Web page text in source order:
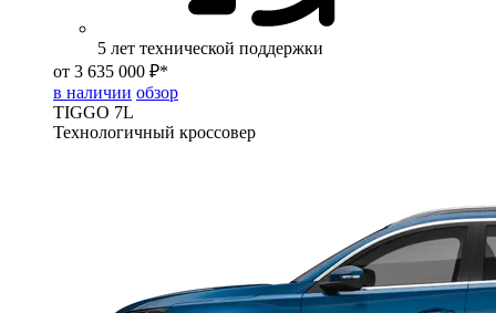
5 лет технической поддержки
от 3 635 000 ₽*
в наличии обзор
TIGGO 7L
Технологичный кроссовер